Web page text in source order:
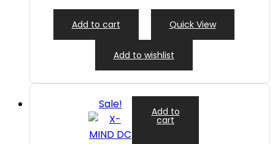
Add to cart Quick View
Add to wishlist
Sale!
Add to
cart